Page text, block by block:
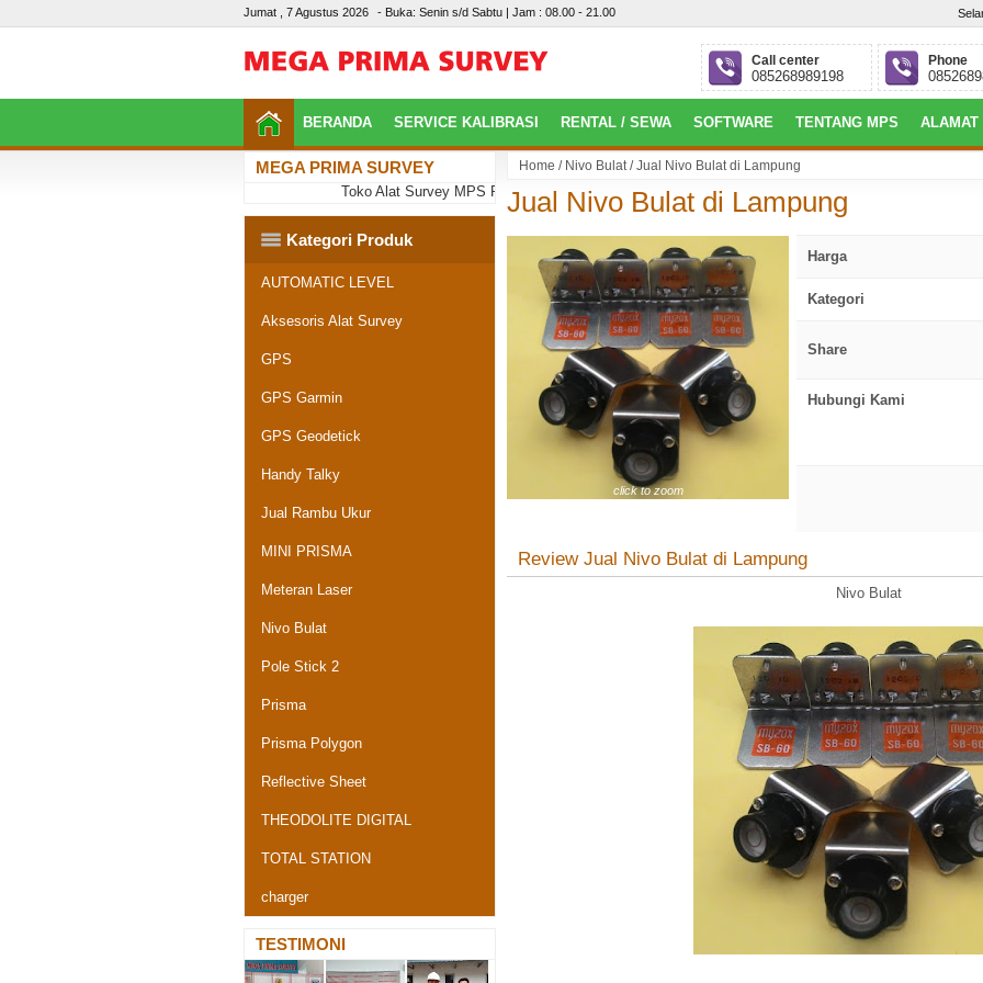
Jumat , 7 Agustus 2026 - Buka: Senin s/d Sabtu | Jam : 08.00 - 21.00
Call center
085268989198
Phone
BERANDA SERVICE KALIBRASI RENTAL / SEWA SOFTWARE TENTANG MPS ALAMAT
Home / Nivo Bulat/Jual Nivo Bulat di Lampung
Jual Nivo Bulat di Lampung
click to zoom
Harga
Kategori
Share
Hubungi Kami
Review Jual Nivo Bulat di Lampung
Nivo Bulat
MEGA PRIMA SURVEY
Toko Alat Survey MPS Palembang : Jl. Jepang, Perumahan Villa Gardena 4 Blok.P No.09, Alang-
Kategori Produk
AUTOMATIC LEVEL
Aksesoris Alat Survey
GPS
GPS Garmin
GPS Geodetick
Handy Talky
Jual Rambu Ukur
MINI PRISMA
Meteran Laser
Nivo Bulat
Pole Stick 2
Prisma
Prisma Polygon
Reflective Sheet
THEODOLITE DIGITAL
TOTAL STATION
charger
TESTIMONI